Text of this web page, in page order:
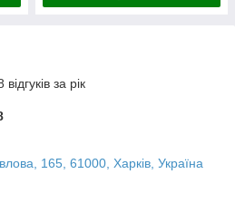
за рік
165, 61000, Харків, Україна